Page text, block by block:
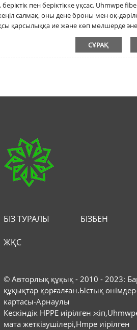
пен беріктікке ұқсас. Uhmwpe
салмақ, оны дене броны мен оқ-
қарсылыққа ие және көп мөлшерде
тиімді кедергі жасайды. Uhmwpe fiber
заттарға төзімді, оны қатал ортада
СҰРАҚ
БІЗ ТУРАЛЫ
БІЗБЕН
ЖҚС
© Авторлық құқық - 2010 - 2023:
құқықтар қорғалған.Ыстық өнімдер
картасы-Арнаулы
Кескіндік HPPE иірілген жіп,
мата жеткізушілері,Hmpe иірілген